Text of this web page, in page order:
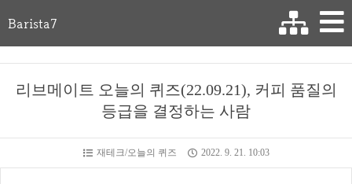
Barista7
리브메이트 오늘의 퀴즈(22.09.21), 커피 품질의
등급을 결정하는 사람
재테크/오늘의 퀴즈 2022. 9. 21. 10:03